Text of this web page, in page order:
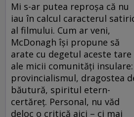
Mi s-ar putea reproșa că nu
iau în calcul caracterul
al filmului. Cum ar veni,
McDonagh își propune să
arate cu degetul aceste tare
ale micii comunități insulare:
provincialismul, dragostea
băutură, spiritul etern-
certăreț. Personal, nu văd
deloc o critică aici – ci mai